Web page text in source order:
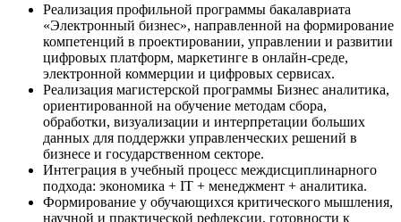
Реализация профильной программы бакалавриата
«Электронный бизнес», направленной на формирование
компетенций в проектировании, управлении и развитии
цифровых платформ, маркетинге в онлайн-среде,
электронной коммерции и цифровых сервисах.
Реализация магистерской программы Бизнес аналитика,
ориентированной на обучение методам сбора,
обработки, визуализации и интерпретации больших
данных для поддержки управленческих решений в
бизнесе и государственном секторе.
Интеграция в учебный процесс междисциплинарного
подхода: экономика + IT + менеджмент + аналитика.
Формирование у обучающихся критического мышления,
научной и практической рефлексии, готовности к